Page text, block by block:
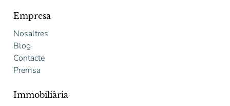
Empresa
Nosaltres
Blog
Contacte
Premsa
Immobiliària